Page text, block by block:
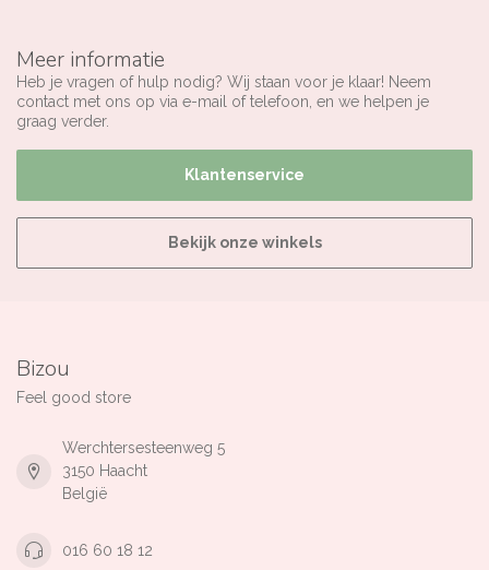
Meer informatie
Heb je vragen of hulp nodig? Wij staan voor je klaar! Neem
contact met ons op via e-mail of telefoon, en we helpen je
graag verder.
Klantenservice
Bekijk onze winkels
Bizou
Feel good store
Werchtersesteenweg 5
3150 Haacht
België
016 60 18 12